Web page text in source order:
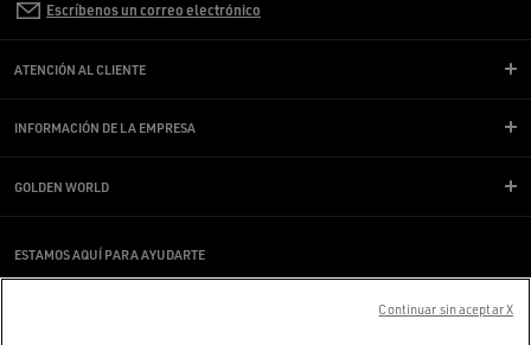
Escríbenos un correo electrónico
ATENCIÓN AL CLIENTE
INFORMACIÓN DE LA EMPRESA
GOLDEN WORLD
ESTAMOS AQUÍ PARA AYUDARTE
¿Estás usando un lector de pantalla y estás teniendo problemas?
Continuar sin aceptar X